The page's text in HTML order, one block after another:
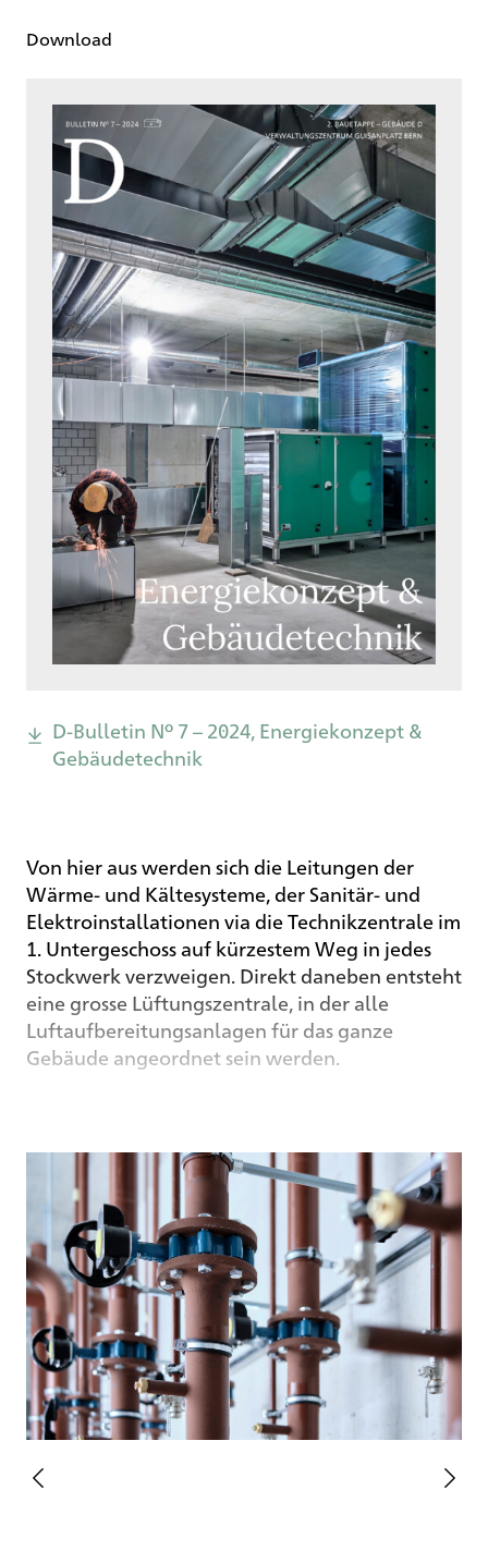
Download
D-Bulletin Nº 7 – 2024, Energiekonzept &
Gebäudetechnik
Von hier aus werden sich die Leitungen der
Wärme- und Kältesysteme, der Sanitär- und
Elektroinstallationen via die Technikzentrale im
1. Untergeschoss auf kürzestem Weg in jedes
Stockwerk verzweigen. Direkt daneben entsteht
eine grosse Lüftungszentrale, in der alle
Luftaufbereitungsanlagen für das ganze
Gebäude angeordnet sein werden.
die Gebäudetechnik. Ein Gespräch über das
Herzstück seiner Planung, die
nutzungsorientierte Umsetzung und die
knifflige Aufgabe, die von Minergie und SNBS
geforderte Energieeffizienz zu erreichen.